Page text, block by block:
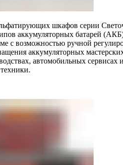
шкафов серии
аккумуляторных батарей
с возможностью ручной
аккумуляторных
автомобильных